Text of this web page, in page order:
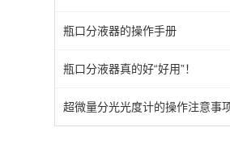
瓶口分液器的操作手册
瓶口分液器真的好“好用”！
超微量分光光度计的操作注意事